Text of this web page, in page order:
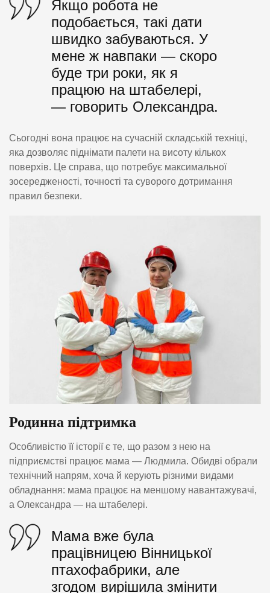
Якщо робота не
подобається, такі дати
швидко забуваються. У
мене ж навпаки — скоро
буде три роки, як я
працюю на штабелері,
— говорить Олександра.
Сьогодні вона працює на сучасній складській техніці,
яка дозволяє піднімати палети на висоту кількох
поверхів. Це справа, що потребує максимальної
зосередженості, точності та суворого дотримання
правил безпеки.
Родинна підтримка
Особливістю її історії є те, що разом з нею на
підприємстві працює мама — Людмила. Обидві обрали
технічний напрям, хоча й керують різними видами
обладнання: мама працює на меншому навантажувачі,
а Олександра — на штабелері.
Мама вже була
працівницею Вінницької
птахофабрики, але
згодом вирішила змінити